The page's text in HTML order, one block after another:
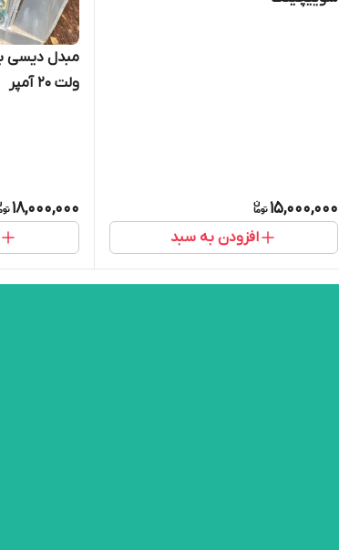
15,000,000
افزودن به سبد
ولت ۲۰ آمپر
18,000,000